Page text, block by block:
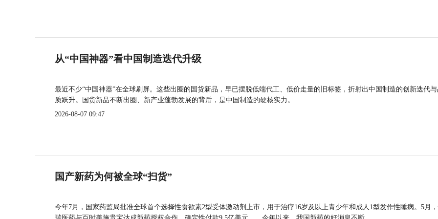
从“中国神器”看中国制造迭代升级
最近不少“中国神器”在全球刷屏。这些出圈的国货新品，早已摆脱低端代工、低价走量的旧标签，折射出中国制造的创新迭代
质跃升。国货新品不断出圈、新产业蓬勃发展的背后，是中国制造的硬核实力。
2026-08-07 09:47
国产新药为何被全球“扫货”
今年7月，国家药监局批准全球首个选择性食欲素2型受体激动剂上市，用于治疗16岁及以上青少年和成人1型发作性睡病。5月